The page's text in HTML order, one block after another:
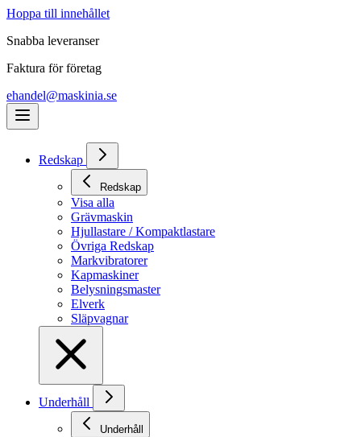
Hoppa till innehållet
Snabba leveranser
Faktura för företag
ehandel@maskinia.se
Redskap
Redskap
Visa alla
Grävmaskin
Hjullastare / Kompaktlastare
Övriga Redskap
Markvibratorer
Kapmaskiner
Belysningsmaster
Elverk
Släpvagnar
Underhåll
Underhåll